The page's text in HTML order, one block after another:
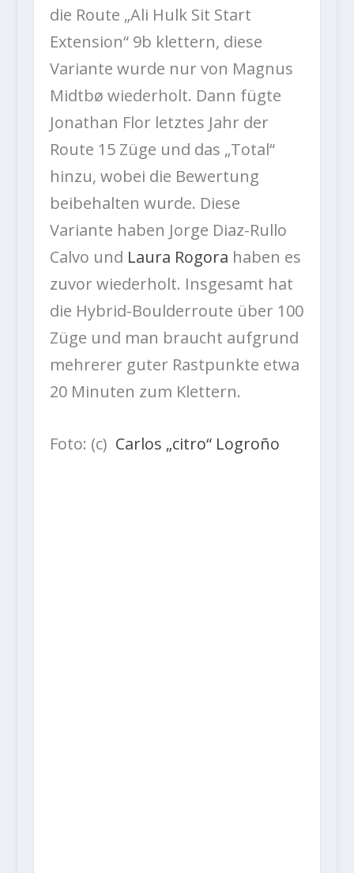
die Route „Ali Hulk Sit Start
Extension“ 9b klettern, diese
Variante wurde nur von Magnus
Midtbø wiederholt. Dann fügte
Jonathan Flor letztes Jahr der
Route 15 Züge und das „Total“
hinzu, wobei die Bewertung
beibehalten wurde. Diese
Variante haben Jorge Diaz-Rullo
Calvo und Laura Rogora haben es
zuvor wiederholt. Insgesamt hat
die Hybrid-Boulderroute über 100
Züge und man braucht aufgrund
mehrerer guter Rastpunkte etwa
20 Minuten zum Klettern.
Foto: (c) Carlos „citro“ Logroño